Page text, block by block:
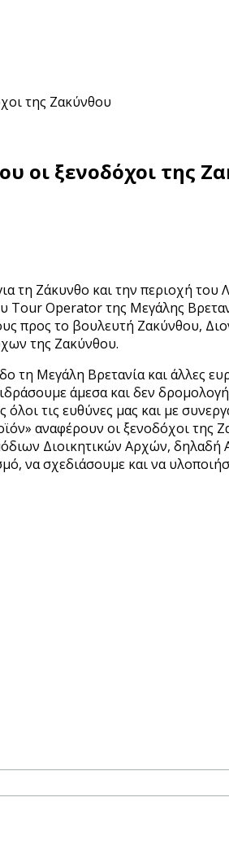
της Ζακύνθου
οι ξενοδόχοι της
τη Ζάκυνθο και την περιοχή
Operator της Μεγάλης
προς το βουλευτή Ζακύνθου,
της Ζακύνθου.
τη Μεγάλη Βρετανία και άλλες
άμεσα και δεν
τις ευθύνες μας και με
αναφέρουν οι ξενοδόχοι της
Διοικητικών Αρχών, δηλαδή
να σχεδιάσουμε και να